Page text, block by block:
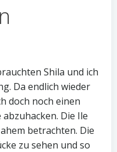
Shila und ich
Da endlich wieder
doch noch einen
Die Ile
betrachten. Die
zu sehen und so